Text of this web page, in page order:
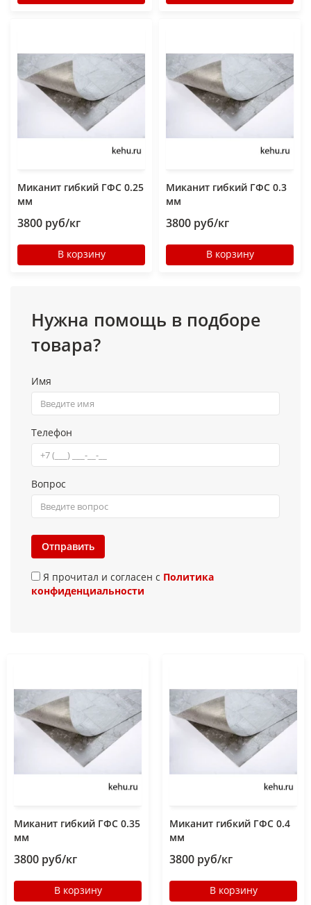
Миканит гибкий ГФС 0.25
мм
3800 руб/кг
В корзину
Миканит гибкий ГФС 0.3
мм
3800 руб/кг
В корзину
Нужна помощь в подборе
товара?
Имя
Телефон
Вопрос
Отправить
Я прочитал и согласен с Политика
конфиденциальности
Миканит гибкий ГФС 0.35
мм
3800 руб/кг
В корзину
Миканит гибкий ГФС 0.4
мм
3800 руб/кг
В корзину